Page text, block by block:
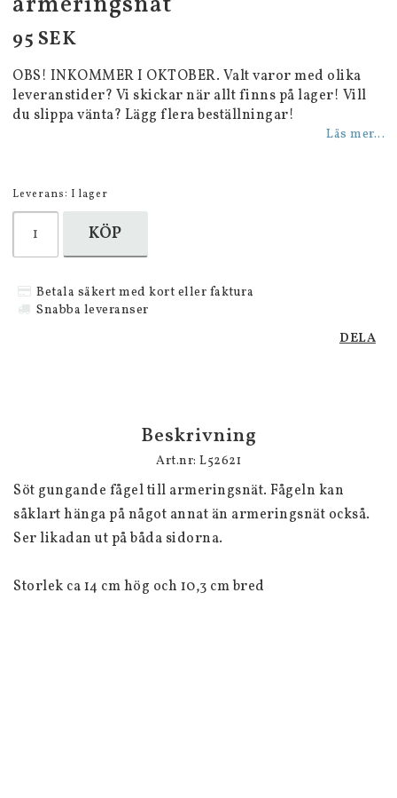
95 SEK
OBS! INKOMMER I OKTOBER. Valt varor med olika
leveranstider? Vi skickar när allt finns på lager! Vill
du slippa vänta? Lägg flera beställningar!
Läs mer...
Leverans: I lager
KÖP
Betala säkert med kort eller faktura
Snabba leveranser
DELA
Beskrivning
Art.nr: L52621
Söt gungande fågel till armeringsnät. Fågeln kan
såklart hänga på något annat än armeringsnät också.
Ser likadan ut på båda sidorna.
Storlek ca 14 cm hög och 10,3 cm bred